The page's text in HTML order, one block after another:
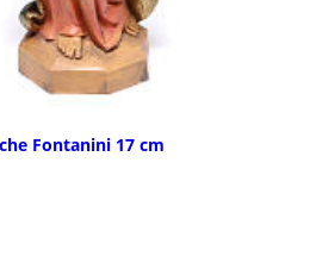
Fontanini 17 cm